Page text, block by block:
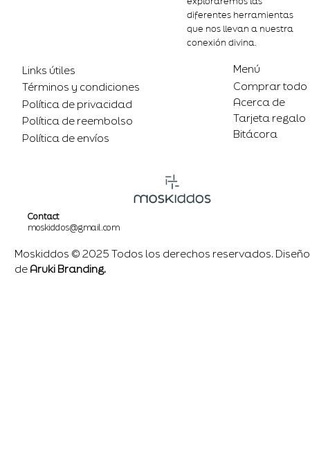
diferentes herramientas
que nos llevan a nuestra
conexión divina.
Links útiles
Términos y condiciones
Política de privacidad
Política de reembolso
Política de envíos
Menú
Comprar todo
Acerca de
Tarjeta regalo
Bitácora
Contact
moskiddos@gmail.com
Moskiddos © 2025 Todos los derechos reservados. Diseño
de Aruki Branding.